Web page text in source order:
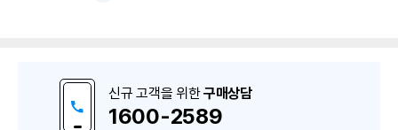
신규 고객을 위한구매상담
1600-2589